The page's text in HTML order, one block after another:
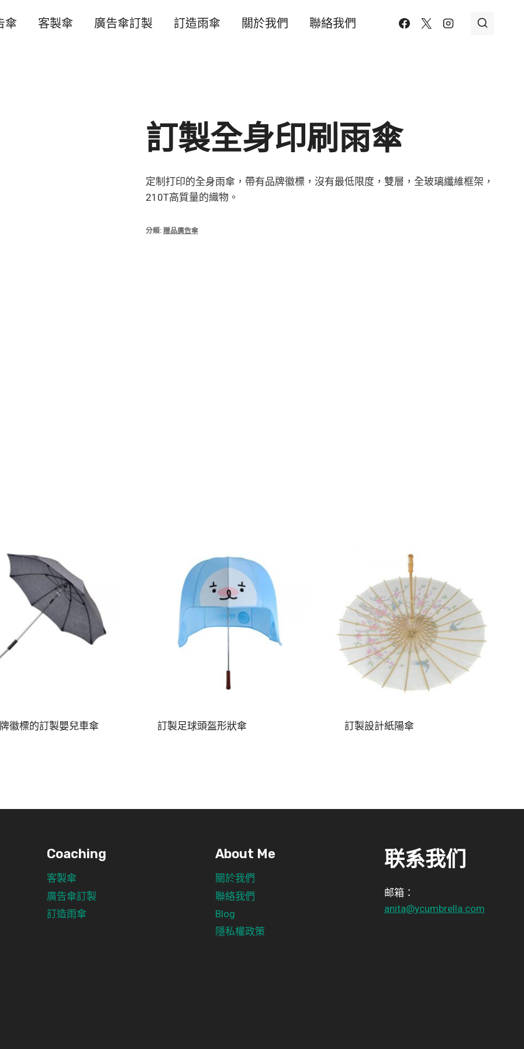
傘 客製傘 廣告傘訂製 訂造雨傘 關於我們 聯絡我們
訂製全身印刷雨傘
定制打印的全身雨傘，帶有品牌徽標，沒有最低限度，雙層，全玻璃纖維框架，
210T高質量的織物。
分類: 贈品廣告傘
徽標的訂製嬰兒車傘 訂製足球頭盔形狀傘 訂製設計紙陽傘
Coaching
客製傘
廣告傘訂製
訂造雨傘
About Me
關於我們
聯絡我們
Blog
隱私權政策
联系我们
邮箱：
anita@ycumbrella.com